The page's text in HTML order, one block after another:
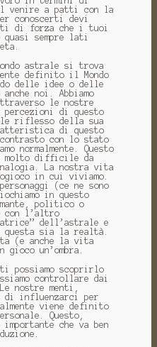
venire a patti con la
conoscerti devi
di forza che i tuoi
quasi sempre lati
astrale si trova
definito il Mondo
delle idee o delle
noi. Abbiamo
le nostre
percezioni di questo
riflesso della sua
di questo
con lo stato
normalmente. Questo
molto difficile da
La nostra vita
in cui viviamo.
(ce ne sono
in questo
politico o
con l’altro
dell’astrale e
sia la realtà.
(e anche la vita
un’ombra.
possiamo scoprirlo
controllare dai
Le nostre menti,
di influenzarci per
viene definito
Questo,
che va ben